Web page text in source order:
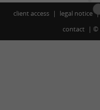
client access legal notice
contact
©